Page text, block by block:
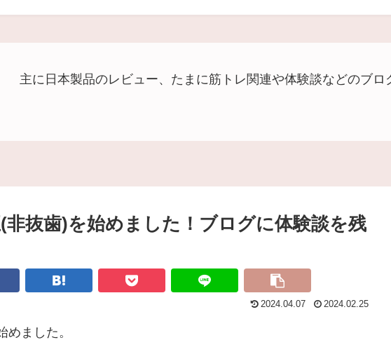
主に日本製品のレビュー、たまに筋トレ関連や体験談などのブロ
抜歯)を始めました！ブログに体験談を残
2024.04.07 2024.02.25
ました。